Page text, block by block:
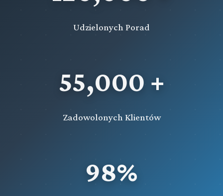
Udzielonych Porad
55,000 +
Zadowolonych Klientów
98%